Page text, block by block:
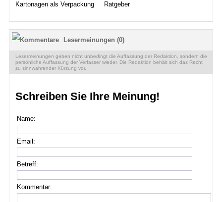
Kartonagen als Verpackung
Ratgeber
Lesermeinungen (0)
Lesermeinungen geben nicht unbedingt die Auffassung der Redaktion, sondern die
persönliche Auffassung der Verfasser wieder. Die Redaktion behält sich das Recht
zu sinnwahrender Kürzung vor.
Schreiben Sie Ihre Meinung!
Name:
Email:
Betreff:
Kommentar: